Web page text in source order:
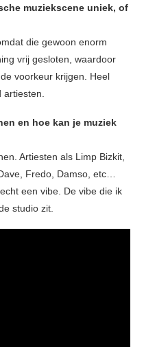
muziekscene uniek, of
die gewoon enorm
vrij gesloten, waardoor
voorkeur krijgen. Heel
en hoe kan je muziek
Artiesten als Limp Bizkit,
Fredo, Damso, etc…
een vibe. De vibe die ik
studio zit.